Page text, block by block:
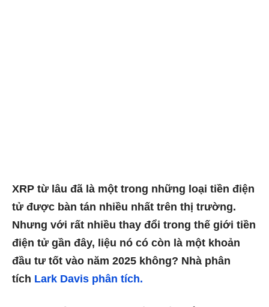
XRP từ lâu đã là một trong những loại tiền điện
tử được bàn tán nhiều nhất trên thị trường.
Nhưng với rất nhiều thay đổi trong thế giới tiền
điện tử gần đây, liệu nó có còn là một khoản
đầu tư tốt vào năm 2025 không? Nhà phân
tích Lark Davis phân tích.